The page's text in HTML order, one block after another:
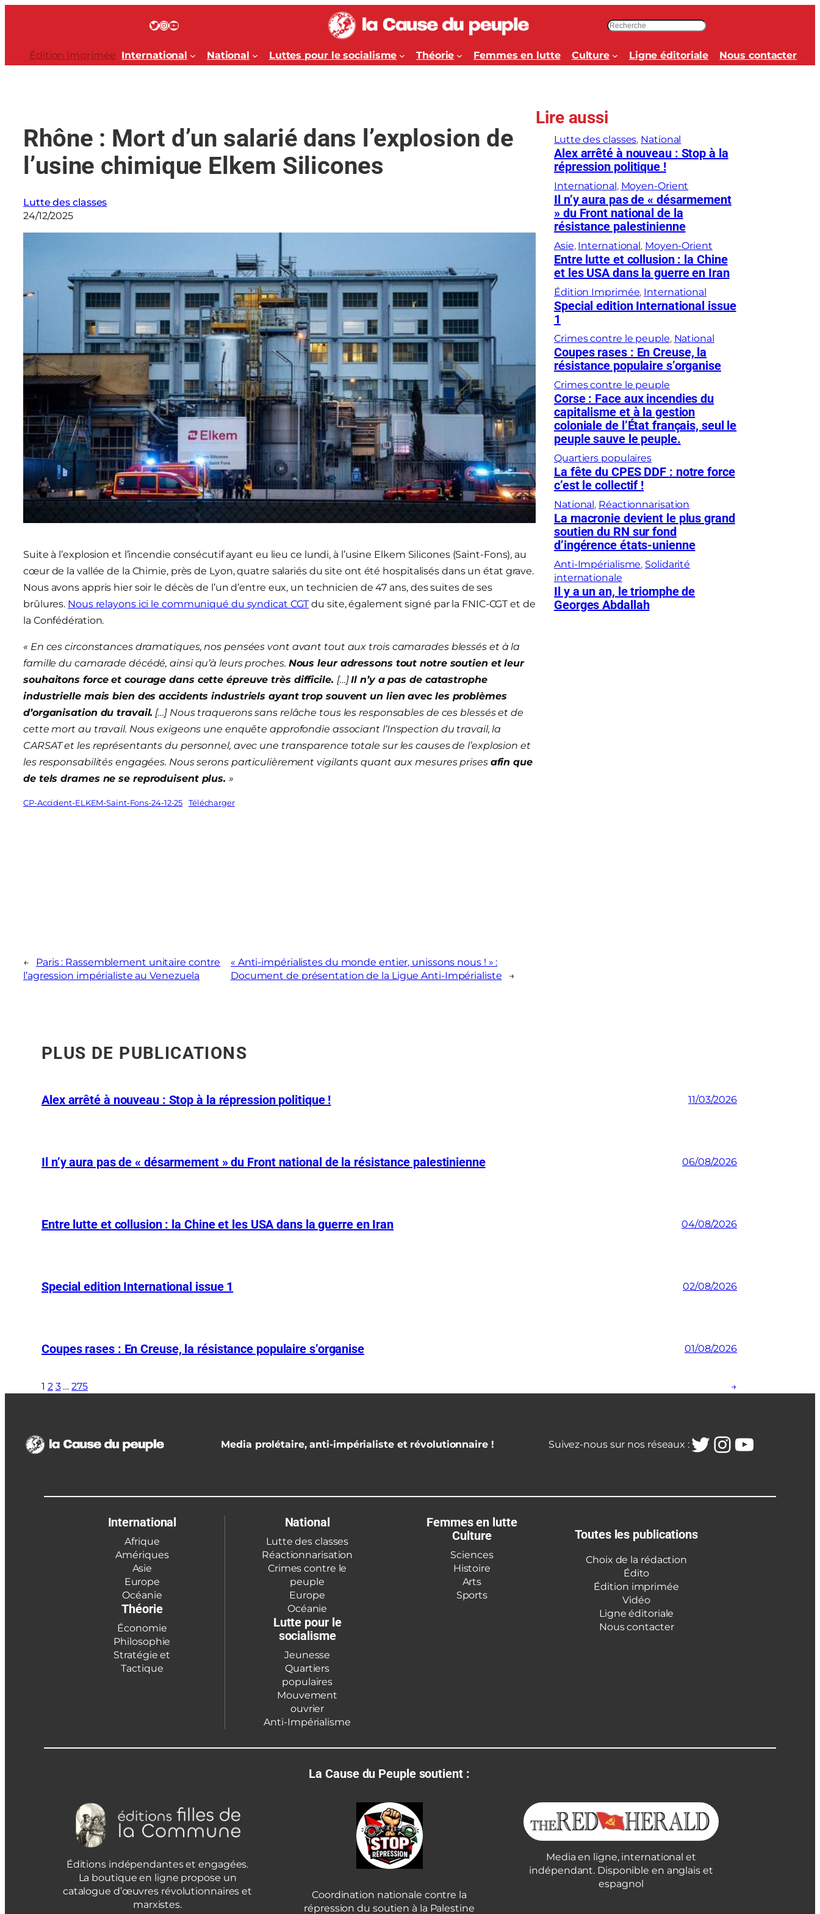
Twitter InstagramYouTube
c
h
h
r
Édition Imprimée International National Luttes pour le socialisme Théorie Femmes en lutte Culture Ligne éditoriale Nous contacter
Rhône : Mort d’un salarié dans l’explosion de
l’usine chimique Elkem Silicones
Lutte des classes
24/12/2025
Suite à l’explosion et l’incendie consécutif ayant eu lieu ce lundi, à l’usine Elkem Silicones (Saint-Fons), au
cœur de la vallée de la Chimie, près de Lyon, quatre salariés du site ont été hospitalisés dans un état grave.
Nous avons appris hier soir le décès de l’un d’entre eux, un technicien de 47 ans, des suites de ses
brûlures. Nous relayons ici le communiqué du syndicat CGTdu site, également signé par la FNIC-CGT et de
la Confédération.
« En ces circonstances dramatiques, nos pensées vont avant tout aux trois camarades blessés et à la
famille du camarade décédé, ainsi qu’à leurs proches. Nous leur adressons tout notre soutien et leur
souhaitons force et courage dans cette épreuve très difficile. […]Il n’y a pas de catastrophe
industrielle mais bien des accidents industriels ayant trop souvent un lien avec les problèmes
d’organisation du travail. […] Nous traquerons sans relâche tous les responsables de ces blessés et de
cette mort au travail. Nous exigeons une enquête approfondie associant l’Inspection du travail, la
CARSAT et les représentants du personnel, avec une transparence totale sur les causes de l’explosion et
les responsabilités engagées. Nous serons particulièrement vigilants quant aux mesures prises afin que
de tels drames ne se reproduisent plus. »
CP-Accident-ELKEM-Saint-Fons-24-12-25 Télécharger
←
Paris : Rassemblement unitaire contre
l’agression impérialiste au Venezuela
« Anti-impérialistes du monde entier, unissons nous ! » :
Document de présentation de la Ligue Anti-Impérialiste
→
Lire aussi
Lutte des classes, National
Alex arrêté à nouveau : Stop à la
répression politique !
International, Moyen-Orient
Il n’y aura pas de « désarmement
» du Front national de la
résistance palestinienne
Asie, International, Moyen-Orient
Entre lutte et collusion : la Chine
et les USA dans la guerre en Iran
Édition Imprimée, International
Special edition International issue
1
Crimes contre le peuple, National
Coupes rases : En Creuse, la
résistance populaire s’organise
Crimes contre le peuple
Corse : Face aux incendies du
capitalisme et à la gestion
coloniale de l’État français, seul le
peuple sauve le peuple.
Quartiers populaires
La fête du CPES DDF : notre force
c’est le collectif !
National, Réactionnarisation
La macronie devient le plus grand
soutien du RN sur fond
d’ingérence états-unienne
Anti-Impérialisme, Solidarité
internationale
Il y a un an, le triomphe de
Georges Abdallah
PLUS DE PUBLICATIONS
Alex arrêté à nouveau : Stop à la répression politique ! 11/03/2026
Il n’y aura pas de « désarmement » du Front national de la résistance palestinienne 06/08/2026
Entre lutte et collusion : la Chine et les USA dans la guerre en Iran 04/08/2026
Special edition International issue 1 02/08/2026
Coupes rases : En Creuse, la résistance populaire s’organise 01/08/2026
1 2 3 … 275 →
Media prolétaire, anti-impérialiste et révolutionnaire ! Suivez-nous sur nos réseaux :Twitter
International
Afrique
Amériques
Asie
Europe
Océanie
Théorie
Économie
Philosophie
Stratégie et
Tactique
National
Lutte des classes
Réactionnarisation
Crimes contre le
peuple
Europe
Océanie
Lutte pour le
socialisme
Jeunesse
Quartiers
populaires
Mouvement
ouvrier
Anti-Impérialisme
Femmes en lutte
Culture
Sciences
Histoire
Arts
Sports
Toutes les publications
Choix de la rédaction
Édito
Édition imprimée
Vidéo
Ligne éditoriale
Nous contacter
La Cause du Peuple soutient :
Éditions indépendantes et engagées.
La boutique en ligne propose un
catalogue d’œuvres révolutionnaires et
marxistes.
Coordination nationale contre la
répression du soutien à la Palestine
Media en ligne, international et
indépendant. Disponible en anglais et
espagnol